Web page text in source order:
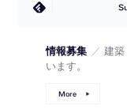
情報募集 ／ 建
います。
More